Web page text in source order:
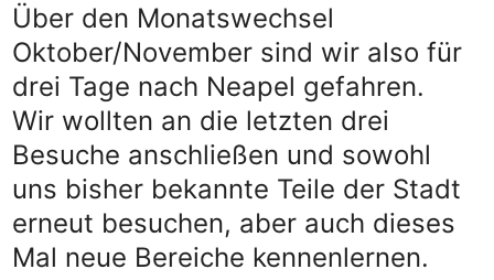
Über den Monatswechsel
Oktober/November sind wir also für
drei Tage nach Neapel gefahren.
Wir wollten an die letzten drei
Besuche anschließen und sowohl
uns bisher bekannte Teile der Stadt
erneut besuchen, aber auch dieses
Mal neue Bereiche kennenlernen.